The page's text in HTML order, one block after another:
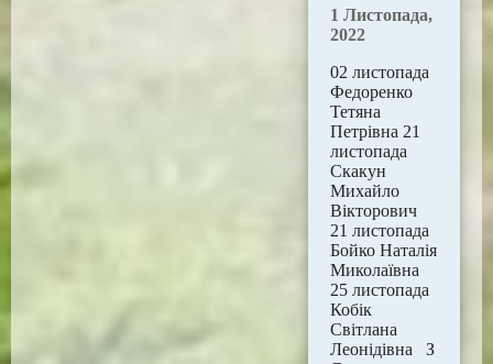
1 Листопада,
2022
02 листопада
Федоренко
Тетяна
Петрівна 21
листопада
Скакун
Михайло
Вікторович
21 листопада
Бойко Наталія
Миколаївна
25 листопада
Кобік
Світлана
Леонідівна З